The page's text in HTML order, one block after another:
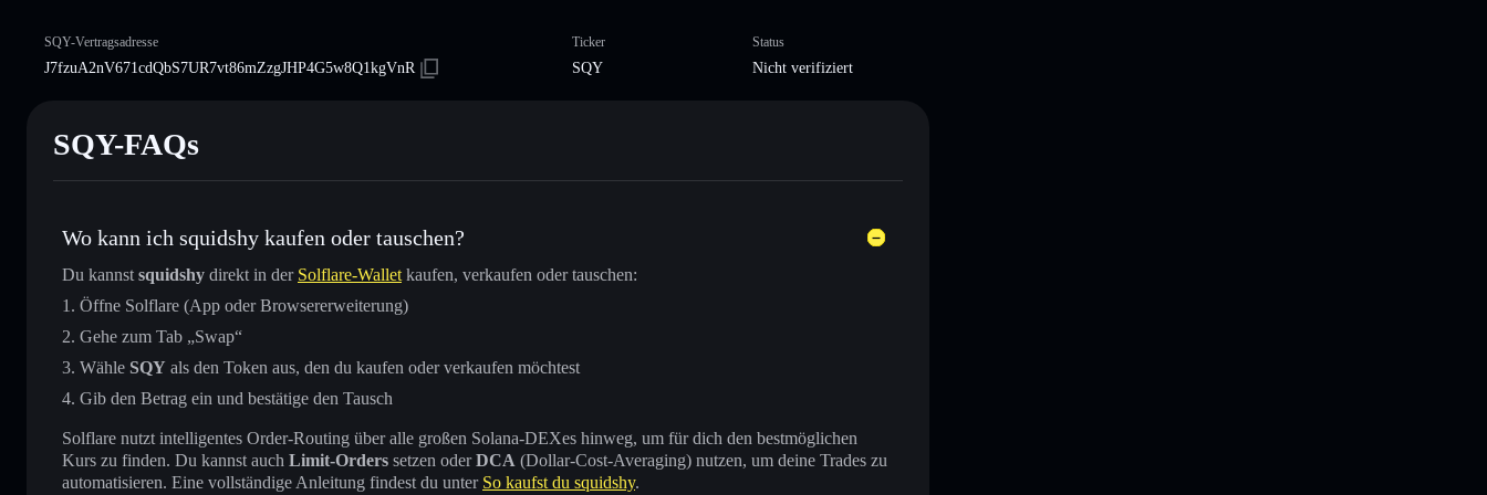
SQY-Vertragsadresse
J7fzuA2nV671cdQbS7UR7vt86mZzgJHP4G5w8Q1kgVnR
Ticker
SQY
Status
Nicht verifiziert
SQY-FAQs
Wo kann ich squidshy kaufen oder tauschen?
Du kannst squidshy direkt in der Solflare-Wallet kaufen, verkaufen oder tauschen:
Öffne Solflare (App oder Browsererweiterung)
Gehe zum Tab „Swap“
Wähle SQY als den Token aus, den du kaufen oder verkaufen möchtest
Gib den Betrag ein und bestätige den Tausch
Solflare nutzt intelligentes Order-Routing über alle großen Solana-DEXes hinweg, um für dich den bestmöglichen
Kurs zu finden. Du kannst auch Limit-Orders setzen oderDCA (Dollar-Cost-Averaging) nutzen, um deine Trades zu
automatisieren. Eine vollständige Anleitung findest du unter So kaufst du squidshy.